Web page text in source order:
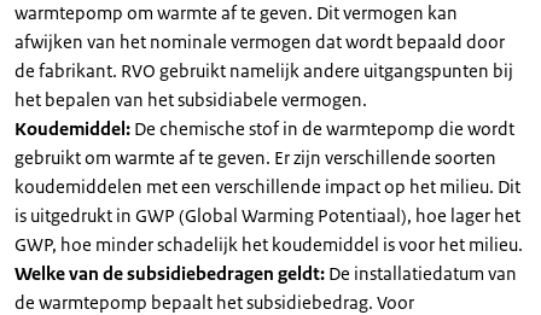
warmtepomp om warmte af te geven. Dit vermogen kan
afwijken van het nominale vermogen dat wordt bepaald door
de fabrikant. RVO gebruikt namelijk andere uitgangspunten bij
het bepalen van het subsidiabele vermogen.
Koudemiddel: De chemische stof in de warmtepomp die wordt
gebruikt om warmte af te geven. Er zijn verschillende soorten
koudemiddelen met een verschillende impact op het milieu. Dit
is uitgedrukt in GWP (Global Warming Potentiaal), hoe lager het
GWP, hoe minder schadelijk het koudemiddel is voor het milieu.
Welke van de subsidiebedragen geldt: De installatiedatum van
de warmtepomp bepaalt het subsidiebedrag. Voor